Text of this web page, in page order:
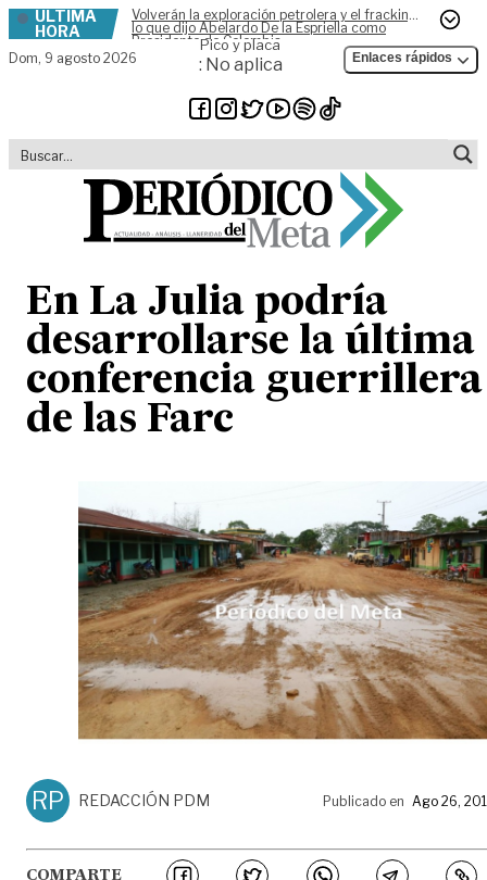
Skip to content
ÚLTIMA
HORA
Volverán la exploración petrolera y el fracking,
lo que dijo Abelardo De la Espriella como
Presidente de Colombia
Dom, 9 agosto 2026
Pico y placa
: No aplica Enlaces rápidos
En La Julia podría
desarrollarse la última
conferencia guerrillera
de las Farc
RP REDACCIÓN PDM Publicado en Ago 26,
COMPARTE